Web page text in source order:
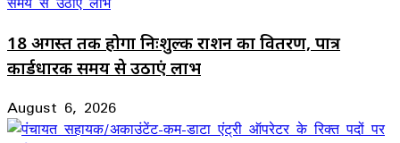
18 अगस्त तक होगा निःशुल्क राशन का वितरण, पात्र
कार्डधारक समय से उठाएं लाभ
August 6, 2026